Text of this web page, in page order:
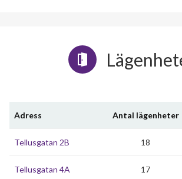
Adress Antal lägenheter
Tellusgatan 2B 18
Tellusgatan 4A 17